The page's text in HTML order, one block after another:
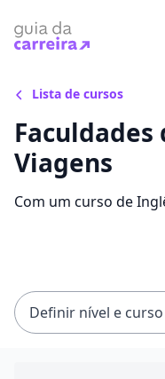
Lista de cursos
Viagens
Com um curso de
Definir nível e curso